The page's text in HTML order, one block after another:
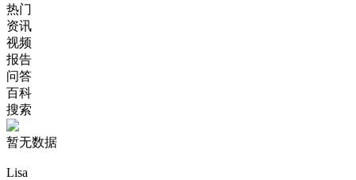
热门
资讯
视频
报告
问答
百科
搜索
暂无数据
Lisa